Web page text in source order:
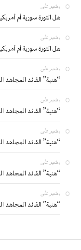
بشير على
هل الثورة سورية أم
بشير على
هل الثورة سورية أم
بشير على
“هنية” القائد المجاهد
بشير على
“هنية” القائد المجاهد
بشير على
“هنية” القائد المجاهد
بشير على
“هنية” القائد المجاهد
بشير على
“هنية” القائد المجاهد